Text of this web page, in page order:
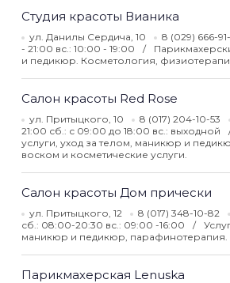
Студия красоты Вианика
ул. Данилы Сердича, 10 8 (029) 666-
- 21:00 вс.: 10:00 - 19:00
и педикюр. Косметология,
Салон красоты Red Rose
ул. Притыцкого, 10 8 (017) 204-10-53
21:00 сб.: с 09:00 до 18:00 вс.: выходной
услуги, уход за телом, маникюр и
воском и косметические услуги.
Салон красоты Дом прически
ул. Притыцкого, 12 8 (017) 348-10-82
сб.: 08:00-20:30 вс.: 09:00 -16:00
маникюр и педикюр, парафинотерапия.
Парикмахерская Lenuska